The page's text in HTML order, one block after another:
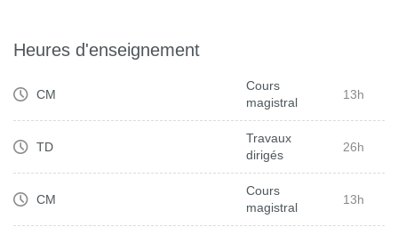
Heures d'enseignement
CM
Cours
magistral
13h
TD
Travaux
dirigés
26h
CM
Cours
magistral
13h